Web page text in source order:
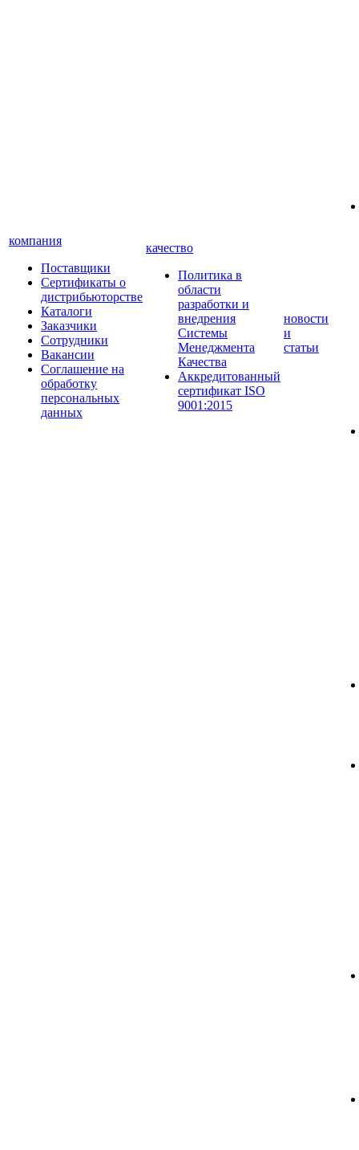
компания
Поставщики
Сертификаты о
дистрибьюторстве
Каталоги
Заказчики
Сотрудники
Вакансии
Соглашение на
обработку
персональных
данных
качество
Политика в
области
разработки и
внедрения
Системы
Менеджмента
Качества
Аккредитованный
сертификат ISO
9001:2015
новости
и
статьи